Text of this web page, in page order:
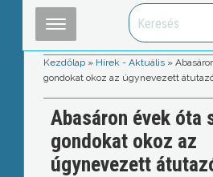
Kezdőlap » Hírek - Aktuális »
gondokat okoz az úgynevezett
Abasáron évek óta
gondokat okoz az
úgynevezett